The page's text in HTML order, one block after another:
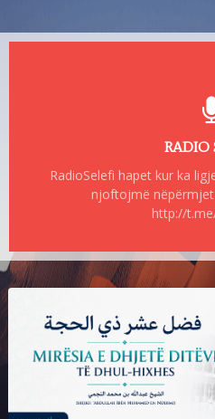
RADIO
RadioSelefi hapet kur ka
njoftojmë
http://